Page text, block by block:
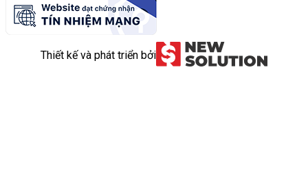
Thiết kế và phát triển bởi